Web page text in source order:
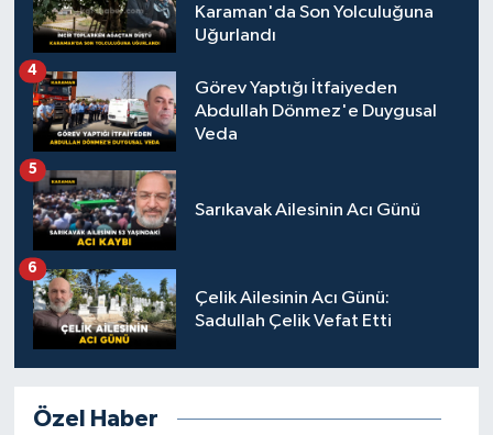
Karaman'da Son Yolculuğuna
Uğurlandı
Görev Yaptığı İtfaiyeden
Abdullah Dönmez'e Duygusal
Veda
4
Sarıkavak Ailesinin Acı Günü
5
Çelik Ailesinin Acı Günü:
Sadullah Çelik Vefat Etti
6
Özel Haber